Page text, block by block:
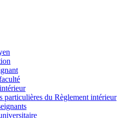
particulières du Règlement intérieur